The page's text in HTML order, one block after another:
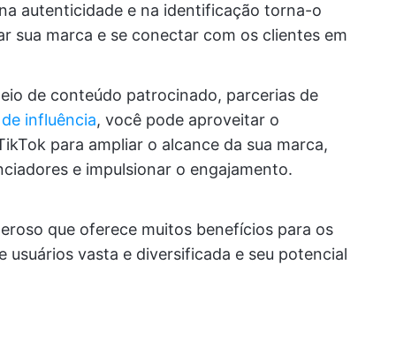
autenticidade e na identificação torna-o
sua marca e se conectar com os clientes em
de conteúdo patrocinado, parcerias de
influência, você pode aproveitar o
para ampliar o alcance da sua marca,
e impulsionar o engajamento.
que oferece muitos benefícios para os
usuários vasta e diversificada e seu potencial